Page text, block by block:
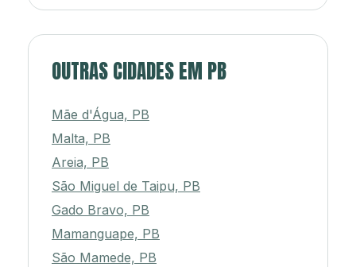
OUTRAS CIDADES EM PB
Mãe d'Água, PB
Malta, PB
Areia, PB
São Miguel de Taipu, PB
Gado Bravo, PB
Mamanguape, PB
São Mamede, PB